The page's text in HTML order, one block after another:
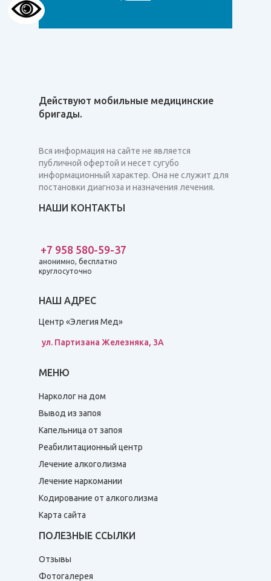
Действуют мобильные медицинские
бригады.
Вся информация на сайте не является
публичной офертой и несет сугубо
информационный характер. Она не служит для
постановки диагноза и назначения лечения.
НАШИ КОНТАКТЫ
+7 958 580-59-37
анонимно, бесплатно
круглосуточно
НАШ АДРЕС
Центр «Элегия Мед»
ул. Партизана Железняка, 3А
МЕНЮ
Нарколог на дом
Вывод из запоя
Капельница от запоя
Реабилитационный центр
Лечение алкоголизма
Лечение наркомании
Кодирование от алкоголизма
Карта сайта
ПОЛЕЗНЫЕ ССЫЛКИ
Отзывы
Фотогалерея